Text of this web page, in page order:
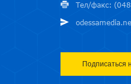
Тел/факс:
Подписаться